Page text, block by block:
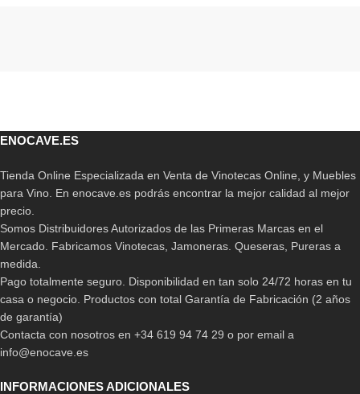
ENOCAVE.ES
Tienda Online Especializada en Venta de Vinotecas Online, y Muebles
para Vino. En enocave.es podrás encontrar la mejor calidad al mejor
precio.
Somos Distribuidores Autorizados de las Primeras Marcas en el
Mercado. Fabricamos Vinotecas, Jamoneras. Queseras, Pureras a
medida.
Pago totalmente seguro. Disponibilidad en tan solo 24/72 horas en tu
casa o negocio. Productos con total Garantía de Fabricación (2 años
de garantía)
Contacta con nosotros en +34 619 94 74 29 o por email a
info@enocave.es
INFORMACIONES ADICIONALES